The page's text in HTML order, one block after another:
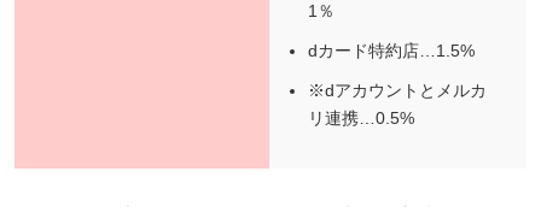
1％
dカード特約店…1.5%
※dアカウントとメルカ
リ連携…0.5%